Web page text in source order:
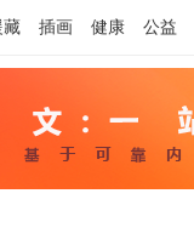
藏 插画 健康 公益